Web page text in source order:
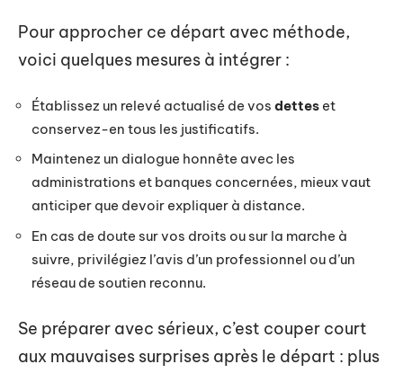
Pour approcher ce départ avec méthode,
voici quelques mesures à intégrer :
Établissez un relevé actualisé de vos dettes et
conservez-en tous les justificatifs.
Maintenez un dialogue honnête avec les
administrations et banques concernées, mieux vaut
anticiper que devoir expliquer à distance.
En cas de doute sur vos droits ou sur la marche à
suivre, privilégiez l’avis d’un professionnel ou d’un
réseau de soutien reconnu.
Se préparer avec sérieux, c’est couper court
aux mauvaises surprises après le départ : plus